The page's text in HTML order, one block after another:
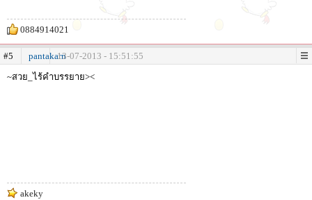
0884914021
#5 pantakarn13-07-2013 - 15:51:55
~สวย_ไร้คำบรรยาย><
akeky